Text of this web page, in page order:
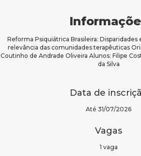
Reforma Psiquiátrica Brasileira: Disparidades
relevância das comunidades terapêuticas
Coutinho de Andrade Oliveira Alunos: Filipe
da Silva
Data de
Até 31/07/2026
Vagas
1 vaga